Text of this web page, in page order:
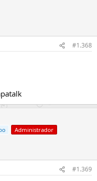
#1.368
Administrador
#1.369